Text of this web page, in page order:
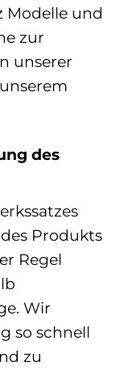
Modelle und
zur
unserer
des
Produkts
Regel
Wir
so schnell
zu